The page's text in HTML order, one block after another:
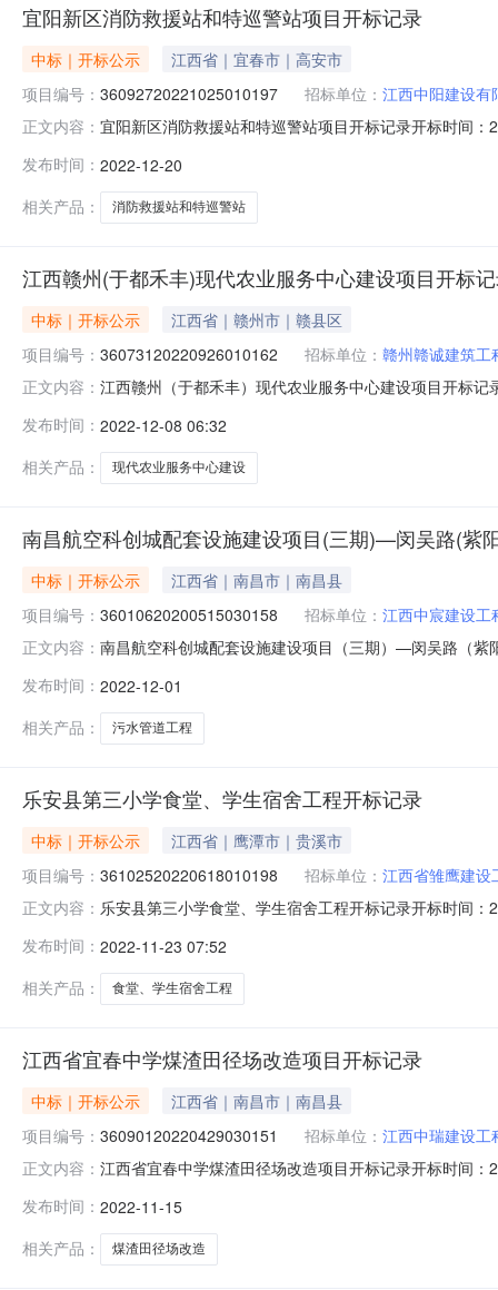
宜阳新区消防救援站和特巡警站项目开标记录
中标｜开标公示
江西省｜宜春市｜高安市
项目编号： 36092720221025010197 招标单位： 江西中阳建设有
正文内容： 宜阳新区消防救援站和特巡警站项目开标记录开标时间
成建筑工程有限公司;项目负责人:刘汉标;报价:0.00元/%;
发布时间： 2022-12-20
相关产品：
消防救援站和特巡警站
江西赣州(于都禾丰)现代农业服务中心建设项目开标
中标｜开标公示
江西省｜赣州市｜赣县区
项目编号： 36073120220926010162 招标单位： 赣州赣诚建筑工
正文内容： 江西赣州（于都禾丰）现代农业服务中心建设项目开标
间:TueDec0616:12:42CST2022,投标人名称:江西展诚建
发布时间： 2022-12-08 06:32
相关产品：
现代农业服务中心建设
南昌航空科创城配套设施建设项目(三期)—闵吴路(紫
中标｜开标公示
江西省｜南昌市｜南昌县
项目编号： 36010620200515030158 招标单位： 江西中宸建设工
正文内容： 南昌航空科创城配套设施建设项目（三期）—闵吴路（
证金金额:100000.00元,投标文件递交时间
发布时间： 2022-12-01
相关产品：
污水管道工程
乐安县第三小学食堂、学生宿舍工程开标记录
中标｜开标公示
江西省｜鹰潭市｜贵溪市
项目编号： 36102520220618010198 招标单位： 江西省雏鹰建设
正文内容： 乐安县第三小学食堂、学生宿舍工程开标记录开标时间
间:SunNov2013:45:26CST2022,投标人名称:阳泓环境
发布时间： 2022-11-23 07:52
相关产品：
食堂、学生宿舍工程
江西省宜春中学煤渣田径场改造项目开标记录
中标｜开标公示
江西省｜南昌市｜南昌县
项目编号： 36090120220429030151 招标单位： 江西中瑞建设工
正文内容： 江西省宜春中学煤渣田径场改造项目开标记录开标时间
间:MonNov1416:49:49CST2022,投标人名称:江西天进
发布时间： 2022-11-15
相关产品：
煤渣田径场改造